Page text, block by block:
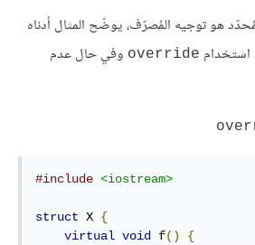
هو توجيه المُصرّف، يوضّح المثال أدناه
استخدام ‎override‎ وفي حال عدم
#include <iostream>
struct X {
virtual void f()
{